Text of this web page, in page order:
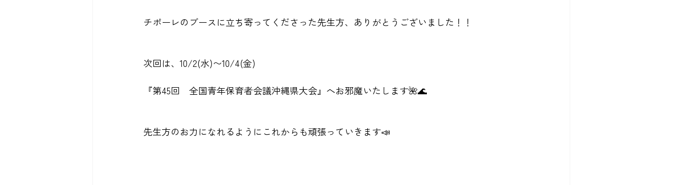
チポーレのブースに立ち寄ってくださった先生方、ありがとうございました！！
次回は、10/2(水)〜10/4(金)
『第45回　全国青年保育者会議沖縄県大会』へお邪魔いたします🌺🌊
先生方のお力になれるようにこれからも頑張っていきます📣